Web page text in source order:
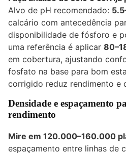
Alvo de pH recomendado:
calcário com antecedência
disponibilidade de fósforo e
uma referência é aplicar
em cobertura, ajustando
fosfato na base para bom
corrigido reduz rendimento e
Densidade e espaçamento
rendimento
Mire em 120.000–160.000
espaçamento entre linhas de